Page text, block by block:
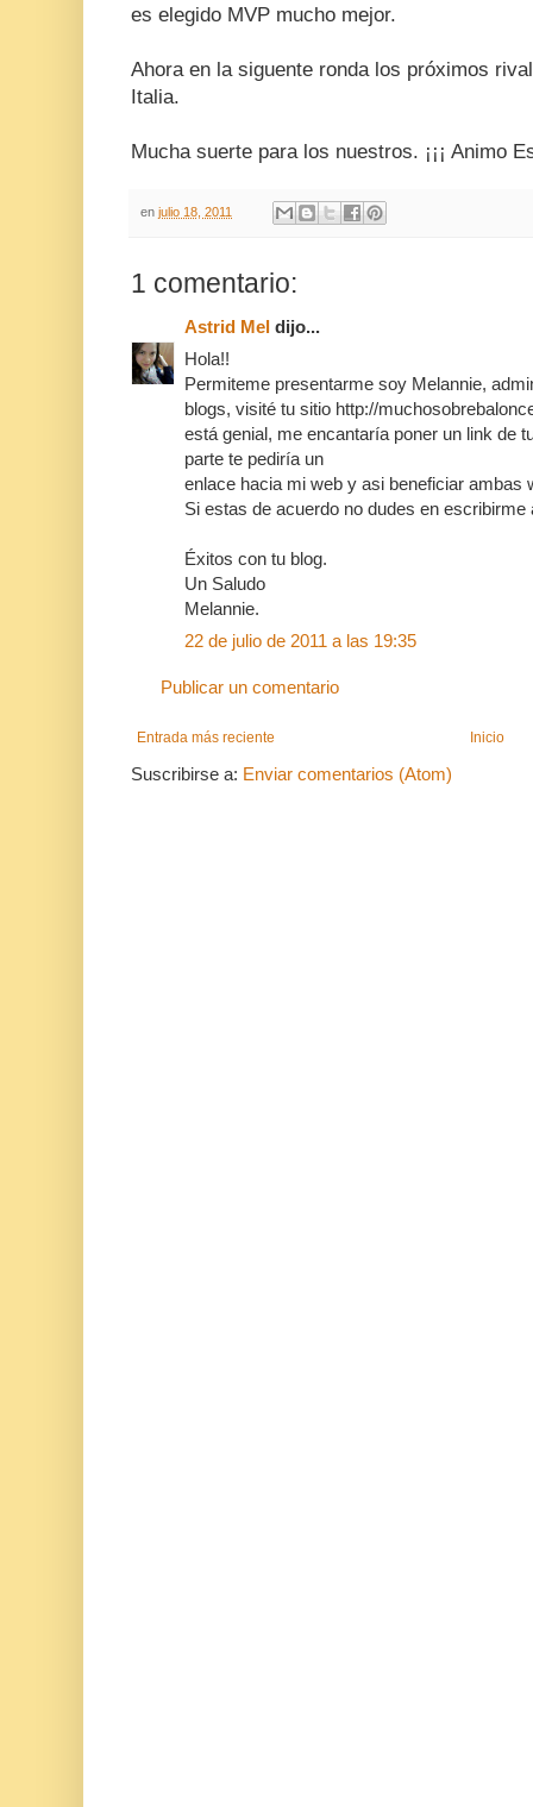
es elegido MVP mucho mejor.
Ahora en la siguente ronda los próximos
Italia.
Mucha suerte para los nuestros. ¡¡¡ Animo
en julio 18, 2011
1 comentario:
Astrid Mel dijo...
Hola!!
Permiteme presentarme soy Melannie,
blogs, visité tu sitio http://
está genial, me encantaría poner un link de
parte te pediría un
enlace hacia mi web y asi beneficiar ambas
Si estas de acuerdo no dudes en
Éxitos con tu blog.
Un Saludo
Melannie.
22 de julio de 2011 a las 19:35
Publicar un comentario
Entrada más reciente Inicio
Suscribirse a: Enviar comentarios (Atom)